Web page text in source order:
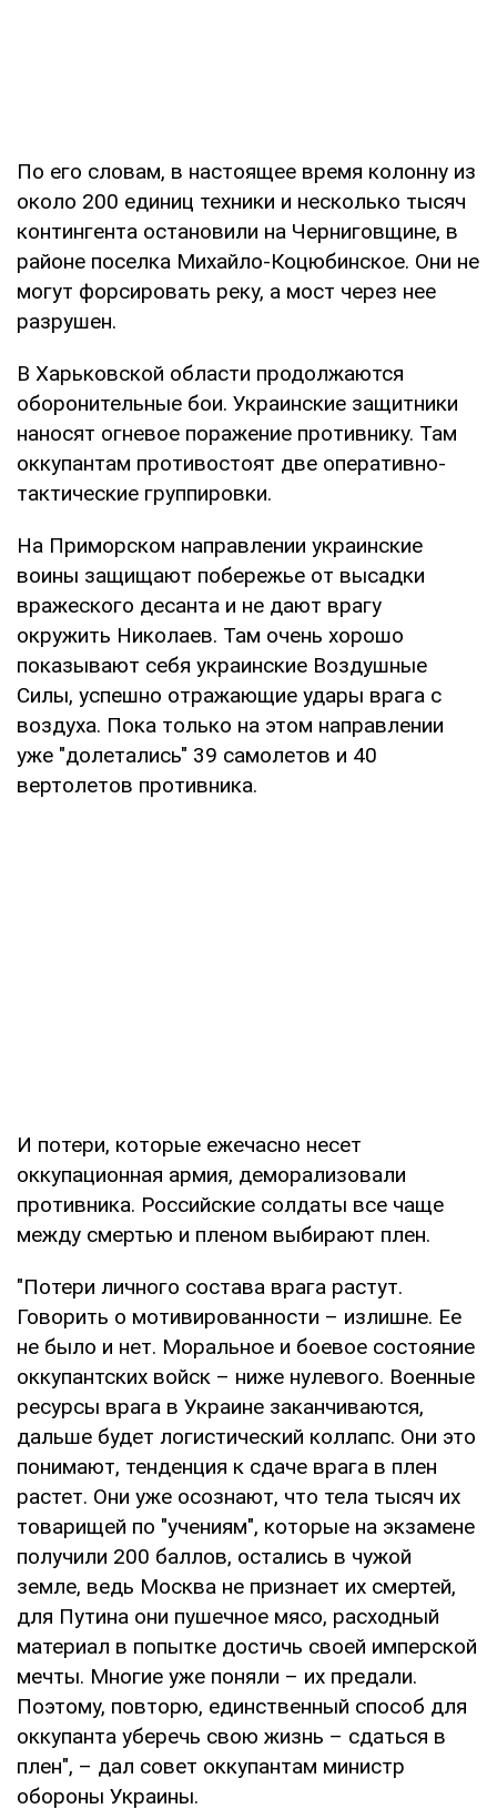
По его словам, в настоящее время колонну из
около 200 единиц техники и несколько тысяч
контингента остановили на Черниговщине, в
районе поселка Михайло-Коцюбинское. Они не
могут форсировать реку, а мост через нее
разрушен.
В Харьковской области продолжаются
оборонительные бои. Украинские защитники
наносят огневое поражение противнику. Там
оккупантам противостоят две оперативно-
тактические группировки.
На Приморском направлении украинские
воины защищают побережье от высадки
вражеского десанта и не дают врагу
окружить Николаев. Там очень хорошо
показывают себя украинские Воздушные
Силы, успешно отражающие удары врага с
воздуха. Пока только на этом направлении
уже "долетались" 39 самолетов и 40
вертолетов противника.
И потери, которые ежечасно несет
оккупационная армия, деморализовали
противника. Российские солдаты все чаще
между смертью и пленом выбирают плен.
"Потери личного состава врага растут.
Говорить о мотивированности – излишне. Ее
не было и нет. Моральное и боевое состояние
оккупантских войск – ниже нулевого. Военные
ресурсы врага в Украине заканчиваются,
дальше будет логистический коллапс. Они это
понимают, тенденция к сдаче врага в плен
растет. Они уже осознают, что тела тысяч их
товарищей по "учениям", которые на экзамене
получили 200 баллов, остались в чужой
земле, ведь Москва не признает их смертей,
для Путина они пушечное мясо, расходный
материал в попытке достичь своей имперской
мечты. Многие уже поняли – их предали.
Поэтому, повторю, единственный способ для
оккупанта уберечь свою жизнь – сдаться в
плен", – дал совет оккупантам министр
обороны Украины.